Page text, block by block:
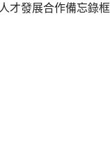
才發展合作備忘錄